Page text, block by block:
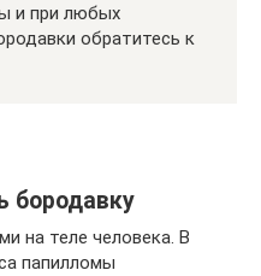
и при любых
обратитесь к
бородавку
на теле человека. В
папилломы